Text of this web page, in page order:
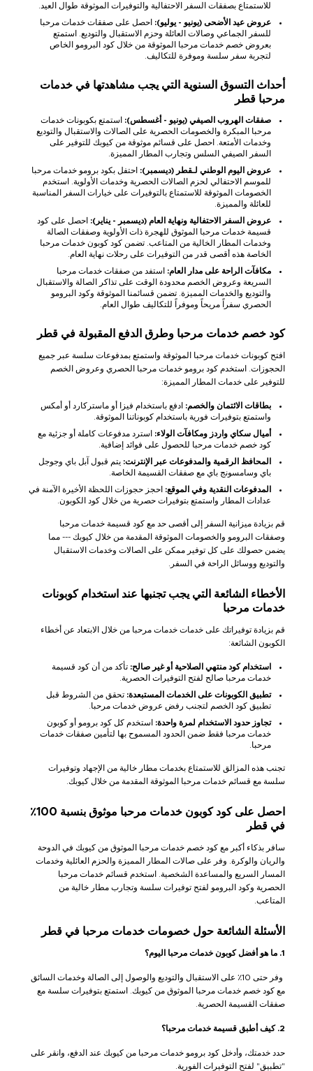
للاستمتاع بصفقات السفر الاحتفالية والتوفيرات الموثوقة طوال العيد.
عروض عيد الأضحى (يونيو - يوليو): احصل على صفقات خدمات مرحبا
للسفر الجماعي وصالات العائلة وحزم الاستقبال والتوديع. استمتع
بعروض خصم خدمات مرحبا الموثوقة من خلال كود البرومو الخاص
لتجربة سفر سلسة وموفرة للتكاليف.
أحداث التسوق السنوية التي يجب مشاهدتها في خدمات
مرحبا قطر
صفقات الهروب الصيفي (يونيو - أغسطس): استمتع بكوبونات خدمات
مرحبا المبكرة والخصومات الحصرية على الصالات والاستقبال والتوديع
وخدمات الأمتعة. احصل على قسائم موثوقة من كيوبك للتوفير على
السفر الصيفي السلس وتجارب المطار المميزة.
عروض اليوم الوطني لـقطر (ديسمبر): احتفل بكود برومو خدمات مرحبا
للموسم الاحتفالي لحزم الصالات الحصرية وخدمات الأولوية. استخدم
الخصومات الموثوقة للاستمتاع بالتوفيرات على خيارات السفر المناسبة
للعائلة والمميزة.
عروض السفر الاحتفالية ونهاية العام (ديسمبر - يناير): احصل على كود
قسيمة خدمات مرحبا الموثوق للهجرة ذات الأولوية وصفقات الصالة
وخدمات المطار الخالية من المتاعب. تضمن كود كوبون خدمات مرحبا
الخاصة هذه أقصى قدر من التوفيرات على رحلات نهاية العام.
مكافآت الراحة على مدار العام: استفد من صفقات خدمات مرحبا
السريعة وعروض الخصم محدودة الوقت على تذاكر الصالة والاستقبال
والتوديع والخدمات المميزة. تضمن قسائمنا الموثوقة وكود البرومو
الحصري سفراً مريحاً وموفراً للتكاليف طوال العام.
كود خصم خدمات مرحبا وطرق الدفع المقبولة في قطر
افتح كوبونات خدمات مرحبا الموثوقة واستمتع بمدفوعات سلسة عبر جميع
الحجوزات. استخدم كود برومو خدمات مرحبا الحصري وعروض الخصم
للتوفير على خدمات المطار المميزة:
بطاقات الائتمان والخصم: ادفع باستخدام فيزا أو ماستركارد أو أمكس
واستمتع بتوفيرات فورية باستخدام كوبوناتنا الموثوقة.
أميال سكاي واردز ومكافآت الولاء: استرد مدفوعات كاملة أو جزئية مع
كود خصم خدمات مرحبا للحصول على فوائد إضافية.
المحافظ الرقمية والمدفوعات عبر الإنترنت: يتم قبول آبل باي وجوجل
باي وسامسونج باي مع صفقات القسيمة الخاصة.
المدفوعات النقدية وفي الموقع: احجز حجوزات اللحظة الأخيرة الآمنة في
عدادات المطار واستمتع بتوفيرات حصرية من خلال كود الكوبون.
قم بزيادة ميزانية السفر إلى أقصى حد مع كود قسيمة خدمات مرحبا
وصفقات البرومو والخصومات الموثوقة المقدمة من خلال كيوبك --- مما
يضمن حصولك على كل توفير ممكن على الصالات وخدمات الاستقبال
والتوديع ووسائل الراحة في السفر.
الأخطاء الشائعة التي يجب تجنبها عند استخدام كوبونات
خدمات مرحبا
قم بزيادة توفيراتك على خدمات خدمات مرحبا من خلال الابتعاد عن أخطاء
الكوبون الشائعة:
استخدام كود منتهي الصلاحية أو غير صالح: تأكد من أن كود قسيمة
خدمات مرحبا صالح لفتح التوفيرات الحصرية.
تطبيق الكوبونات على الخدمات المستبعدة: تحقق من الشروط قبل
تطبيق كود الخصم لتجنب رفض عروض خدمات مرحبا.
تجاوز حدود الاستخدام لمرة واحدة: استخدم كل كود برومو أو كوبون
خدمات مرحبا فقط ضمن الحدود المسموح بها لتأمين صفقات خدمات
مرحبا.
تجنب هذه المزالق للاستمتاع بخدمات مطار خالية من الإجهاد وتوفيرات
سلسة مع قسائم خدمات مرحبا الموثوقة المقدمة من خلال كيوبك.
احصل على كود كوبون خدمات مرحبا موثوق بنسبة 100٪
في قطر
سافر بذكاء أكبر مع كود خصم خدمات مرحبا الموثوق من كيوبك في الدوحة
والريان والوكرة. وفر على صالات المطار المميزة والحزم العائلية وخدمات
المسار السريع والمساعدة الشخصية. استخدم قسائم خدمات مرحبا
الحصرية وكود البرومو لفتح توفيرات سلسة وتجارب مطار خالية من
المتاعب.
الأسئلة الشائعة حول خصومات خدمات مرحبا في قطر
1. ما هو أفضل كوبون خدمات مرحبا اليوم؟
وفر حتى 10٪ على الاستقبال والتوديع والوصول إلى الصالة وخدمات السائق
مع كود خصم خدمات مرحبا الموثوق من كيوبك. استمتع بتوفيرات سلسة مع
صفقات القسيمة الحصرية.
2. كيف أطبق قسيمة خدمات مرحبا؟
حدد خدمتك، وأدخل كود برومو خدمات مرحبا من كيوبك عند الدفع، وانقر على
"تطبيق" لفتح التوفيرات الفورية.